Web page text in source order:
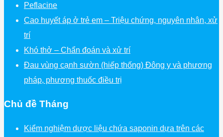
Peflacine
Cao huyết áp ở trẻ em – Triệu chứng, nguyên nhân, xử
trí
Khó thở – Chẩn đoán và xử trí
Đau vùng cạnh sườn (hiếp thống) Đông y và phương
pháp, phương thuốc điều trị
Chủ đề Tháng
Kiểm nghiệm dược liệu chứa saponin dựa trên các